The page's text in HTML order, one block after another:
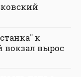
к
вокзал вырос